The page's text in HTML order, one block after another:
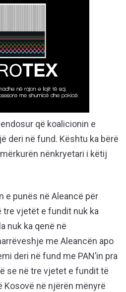
që koalicionin e
deri në fund. Kështu ka bërë
nënkryetari i këtij
e punës në Aleancë për
tre vjetët e fundit nuk ka
nuk ka qenë në
me Aleancën apo
deri në fund me PAN’in pra
se në tre vjetet e fundit të
Kosovë në njërën mënyrë